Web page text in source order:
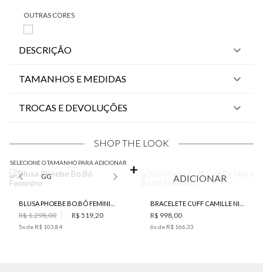
DESCRIÇÃO
TAMANHOS E MEDIDAS
TROCAS E DEVOLUÇÕES
SHOP THE LOOK
SELECIONE O TAMANHO PARA ADICIONAR
GG
R$ 1.298,00 R$ 519,20
5x de R$ 103,84
ADICIONAR
R$ 998,00
6x de R$ 166,33